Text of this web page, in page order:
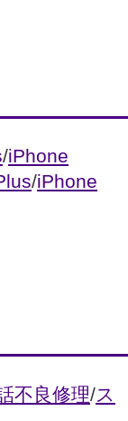
/iPhone
/iPhone
不良修理/ス